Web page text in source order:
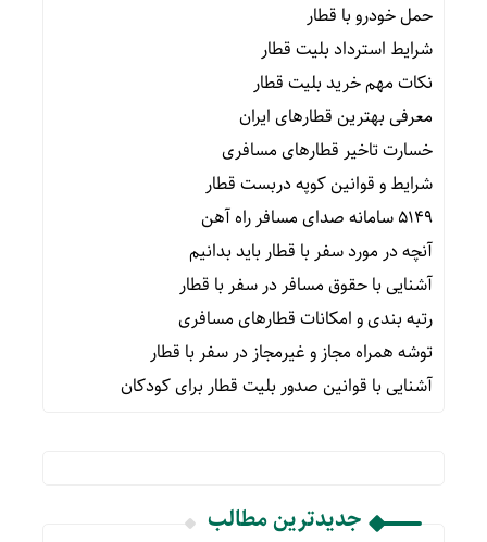
حمل خودرو با قطار
شرایط استرداد بلیت قطار
نکات مهم خرید بلیت قطار
معرفی بهترین قطارهای ایران
خسارت تاخیر قطارهای مسافری
شرایط و قوانین کوپه دربست قطار
۵۱۴۹ سامانه صدای مسافر راه آهن
آنچه در مورد سفر با قطار باید بدانیم
آشنایی با حقوق مسافر در سفر با قطار
رتبه بندی و امکانات قطارهای مسافری
توشه همراه مجاز و غیرمجاز در سفر با قطار
آشنایی با قوانین صدور بلیت قطار برای کودکان
جدیدترین مطالب